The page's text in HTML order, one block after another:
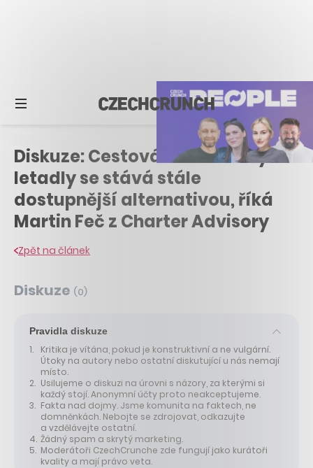
Diskuze: Cestování soukromými
letadly se stává stále
dostupnější alternativou, říká
Martin Feč z Charter Advisory
Zpět na článek
Diskuze (0)
Pravidla diskuze
Kritika je vítána, pokud je konstruktivní a ne vulgární.
Útoky na autory nebo ostatní diskutující u nás nemají
místo.
Usilujeme o diskuzi na úrovni s názory, za kterými si
každý stojí. Anonymní účty proto neakceptujeme.
Fakta nad dojmy. Jsme komunita na faktech, ne
domněnkách. Nebojte se zdrojovat, odkazujte
a vzdělávejte ostatní.
Žádný spam a skrytý marketing.
Moderátoři CzechCrunche zde fungují jako kurátoři
kvality a mají právo veta.